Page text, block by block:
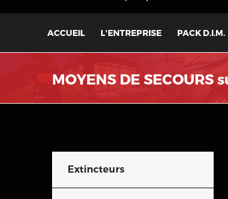
ACCUEIL L'ENTREPRISE PACK D.I.M.
MOYENS DE SECOURS
Extincteurs